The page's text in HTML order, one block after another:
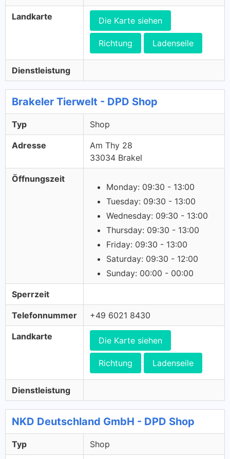
Landkarte Die Karte siehen
Richtung Ladenseile
Dienstleistung
Brakeler Tierwelt - DPD Shop
Typ Shop
Adresse
Am Thy 28
33034 Brakel
Öffnungszeit
Monday: 09:30 - 13:00
Tuesday: 09:30 - 13:00
Wednesday: 09:30 - 13:00
Thursday: 09:30 - 13:00
Friday: 09:30 - 13:00
Saturday: 09:30 - 12:00
Sunday: 00:00 - 00:00
Sperrzeit
Telefonnummer +49 6021 8430
Landkarte Die Karte siehen
Richtung Ladenseile
Dienstleistung
NKD Deutschland GmbH - DPD Shop
Typ Shop